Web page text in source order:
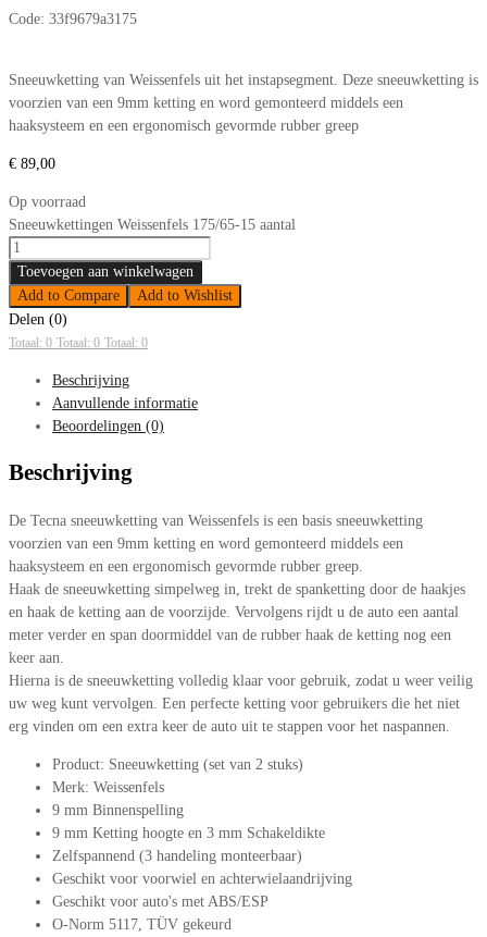
Code: 33f9679a3175
Sneeuwketting van Weissenfels uit het instapsegment. Deze sneeuwketting is
voorzien van een 9mm ketting en word gemonteerd middels een
haaksysteem en een ergonomisch gevormde rubber greep
€ 89,00
Op voorraad
Sneeuwkettingen Weissenfels 175/65-15 aantal
Toevoegen aan winkelwagen
Add to Compare
Add to Wishlist
Delen (0)
Totaal: 0 Totaal: 0 Totaal: 0
Beschrijving
Aanvullende informatie
Beoordelingen (0)
Beschrijving
De Tecna sneeuwketting van Weissenfels is een basis sneeuwketting
voorzien van een 9mm ketting en word gemonteerd middels een
haaksysteem en een ergonomisch gevormde rubber greep.
Haak de sneeuwketting simpelweg in, trekt de spanketting door de haakjes
en haak de ketting aan de voorzijde. Vervolgens rijdt u de auto een aantal
meter verder en span doormiddel van de rubber haak de ketting nog een
keer aan.
Hierna is de sneeuwketting volledig klaar voor gebruik, zodat u weer veilig
uw weg kunt vervolgen. Een perfecte ketting voor gebruikers die het niet
erg vinden om een extra keer de auto uit te stappen voor het naspannen.
Product: Sneeuwketting (set van 2 stuks)
Merk: Weissenfels
9 mm Binnenspelling
9 mm Ketting hoogte en 3 mm Schakeldikte
Zelfspannend (3 handeling monteerbaar)
Geschikt voor voorwiel en achterwielaandrijving
Geschikt voor auto's met ABS/ESP
O-Norm 5117, TÜV gekeurd